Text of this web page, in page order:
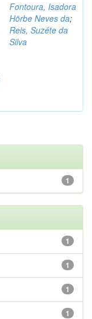
Fontoura, Isadora
Hörbe Neves da;
Reis, Suzéte da
Silva
1
1
1
1
1